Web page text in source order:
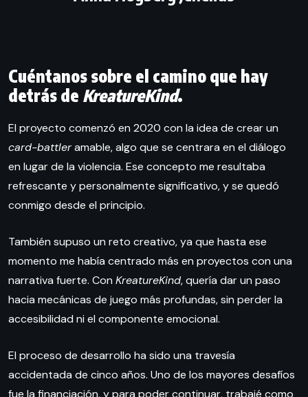
Cuéntanos sobre el camino que hay
detrás de KreatureKind.
El proyecto comenzó en 2020 con la idea de crear un
card-battleramable, algo que se centrara en el diálogo
en lugar de la violencia. Ese concepto me resultaba
refrescante y personalmente significativo, y se quedó
conmigo desde el principio.
También supuso un reto creativo, ya que hasta ese
momento me había centrado más en proyectos con una
narrativa fuerte. Con KreatureKind, quería dar un paso
hacia mecánicas de juego más profundas, sin perder la
accesibilidad ni el componente emocional.
El proceso de desarrollo ha sido una travesía
accidentada de cinco años. Uno de los mayores desafíos
fue la financiación, y para poder continuar, trabajé como